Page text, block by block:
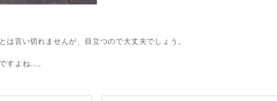
は言い切れませんが、目立つので大丈夫でしょう。
すよね…。